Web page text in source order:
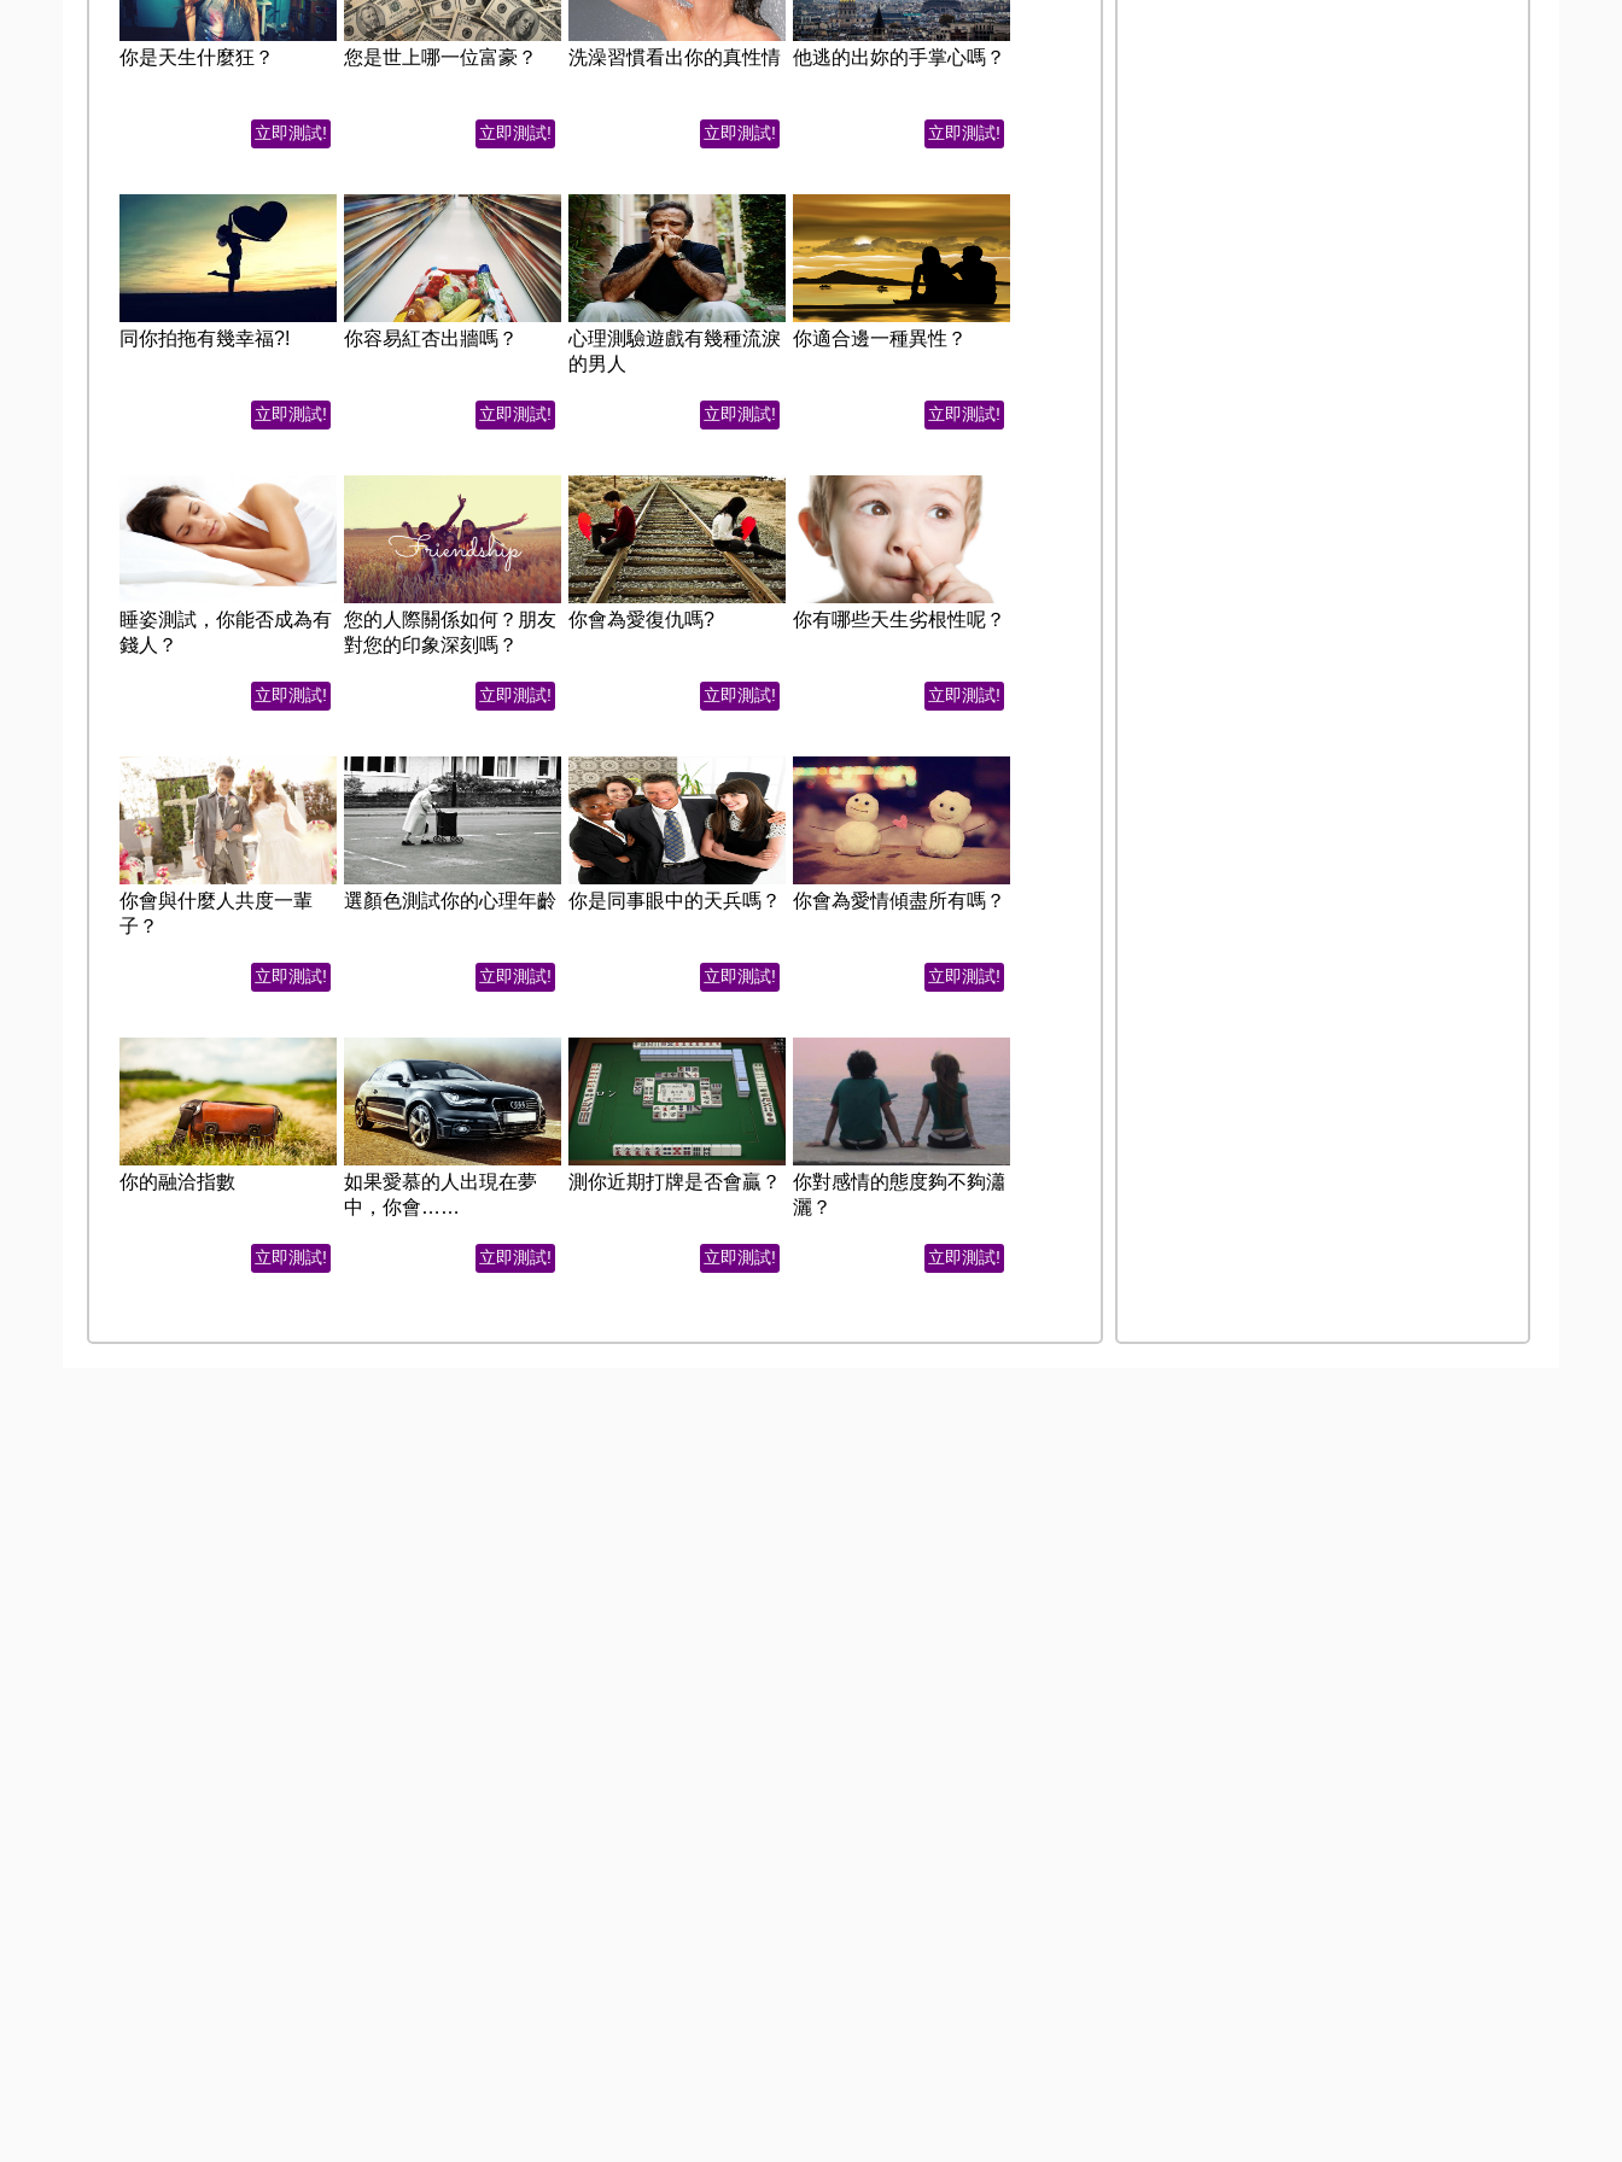
你是天生什麼狂？
立即測試!
您是世上哪一位富豪？
立即測試!
洗澡習慣看出你的真性情
立即測試!
他逃的出妳的手掌心嗎？
立即測試!
同你拍拖有幾幸福?!
立即測試!
你容易紅杏出牆嗎？
立即測試!
心理測驗遊戲有幾種流淚
的男人
立即測試!
你適合邊一種異性？
立即測試!
睡姿測試，你能否成為有
錢人？
立即測試!
您的人際關係如何？朋友
對您的印象深刻嗎？
立即測試!
你會為愛復仇嗎?
立即測試!
你有哪些天生劣根性呢？
立即測試!
你會與什麼人共度一輩
子？
立即測試!
選顏色測試你的心理年齡
立即測試!
你是同事眼中的天兵嗎？
立即測試!
你會為愛情傾盡所有嗎？
立即測試!
你的融洽指數
立即測試!
如果愛慕的人出現在夢
中，你會……
立即測試!
測你近期打牌是否會贏？
立即測試!
你對感情的態度夠不夠瀟
灑？
立即測試!